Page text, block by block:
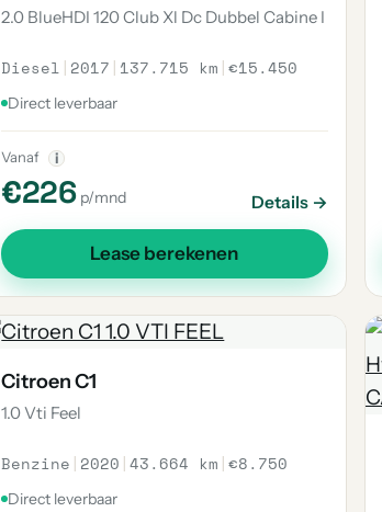
2.0 BlueHDI 120 Club Xl Dc Dubbel Cabine I
Diesel | 2017 | 137.715 km |€15.450
Direct leverbaar
Vanaf i
€226 p/mnd Details →
Lease berekenen
Citroen C1
1.0 Vti Feel
Benzine | 2020 |43.664 km |€8.750
Direct leverbaar